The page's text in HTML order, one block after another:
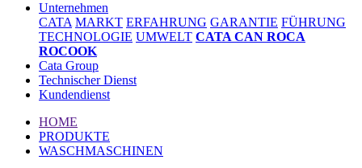
Unternehmen
CATA MARKT ERFAHRUNG GARANTIE FÜHRUNG
TECHNOLOGIE UMWELT CATA CAN ROCA
ROCOOK
Cata Group
Technischer Dienst
Kundendienst
HOME
PRODUKTE
WASCHMASCHINEN